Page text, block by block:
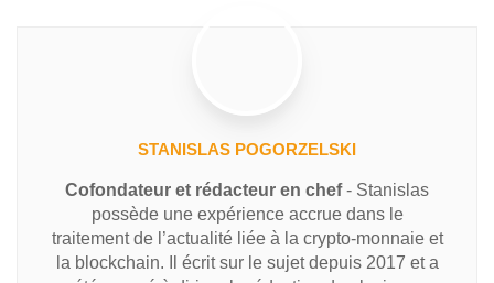
STANISLAS POGORZELSKI
Cofondateur et rédacteur en chef- Stanislas
possède une expérience accrue dans le
traitement de l’actualité liée à la crypto-monnaie et
la blockchain. Il écrit sur le sujet depuis 2017 et a